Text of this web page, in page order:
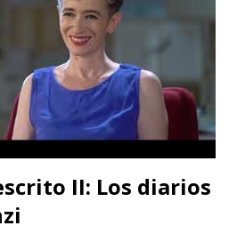
en este lugar donde me
Esa frase, no necesito buscarla
su nitidez, su violencia. Lapidaria.
sesenta años en mi diario
mi raza". Se hacía eco del
II: Los diarios